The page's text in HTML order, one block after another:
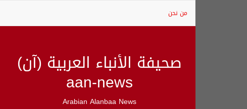
من نحن
صحيفة الأنباء العربية (آن)
aan-news
Arabian Alanbaa News